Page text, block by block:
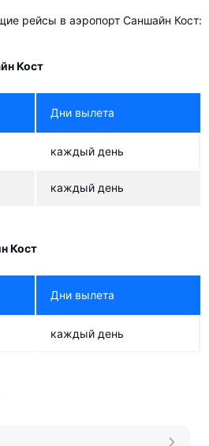
рейсы в аэропорт Саншайн Кост:
Кост
Дни вылета
каждый день
каждый день
Кост
Дни вылета
каждый день